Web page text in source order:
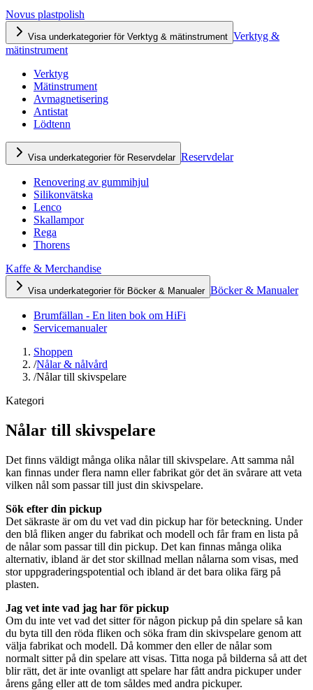
Novus plastpolish
Visa underkategorier för Verktyg & mätinstrument Verktyg &
mätinstrument
Verktyg
Mätinstrument
Avmagnetisering
Antistat
Lödtenn
Visa underkategorier för Reservdelar Reservdelar
Renovering av gummihjul
Silikonvätska
Lenco
Skallampor
Rega
Thorens
Kaffe & Merchandise
Visa underkategorier för Böcker & Manualer Böcker & Manualer
Brumfällan - En liten bok om HiFi
Servicemanualer
Shoppen
/Nålar & nålvård
/Nålar till skivspelare
Kategori
Nålar till skivspelare
Det finns väldigt många olika nålar till skivspelare. Att samma nål
kan finnas under flera namn eller fabrikat gör det än svårare att veta
vilken nål som passar till just din skivspelare.
Sök efter din pickup
Det säkraste är om du vet vad din pickup har för beteckning. Under
den blå fliken anger du fabrikat och modell och får fram en lista på
de nålar som passar till din pickup. Det kan finnas många olika
alternativ, ibland är det stor skillnad mellan nålarna som visas, med
stor uppgraderingspotential och ibland är det bara olika färg på
plasten.
Jag vet inte vad jag har för pickup
Om du inte vet vad det sitter för någon pickup på din spelare så kan
du byta till den röda fliken och söka fram din skivspelare genom att
välja fabrikat och modell. Då kommer den eller de nålar som
normalt sitter på din spelare att visas. Titta noga på bilderna så att det
blir rätt, det är inte ovanligt att spelare har fått andra pickuper under
årens gång eller att de tom såldes med andra pickuper.